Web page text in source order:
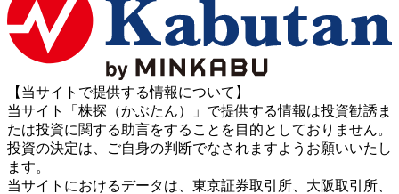
【当サイトで提供する情報について】
当サイト「株探（かぶたん）」で提供する情報は投資勧誘ま
たは投資に関する助言をすることを目的としておりません。
投資の決定は、ご自身の判断でなされますようお願いいたし
ます。
当サイトにおけるデータは、東京証券取引所、大阪取引所、